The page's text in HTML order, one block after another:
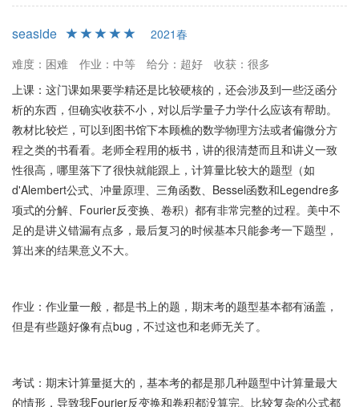
seaside
2021春
难度：困难
作业：中等 给分：超好
收获：很多
上课：这门课如果要学精还是比较硬核的，还会涉及到一些泛函分
析的东西，但确实收获不小，对以后学量子力学什么应该有帮助。
教材比较烂，可以到图书馆下本顾樵的数学物理方法或者偏微分方
程之类的书看看。老师全程用的板书，讲的很清楚而且和讲义一致
性很高，哪里落下了很快就能跟上，计算量比较大的题型（如
d'Alembert公式、冲量原理、三角函数、Bessel函数和Legendre多
项式的分解、Fourier反变换、卷积）都有非常完整的过程。美中不
足的是讲义错漏有点多，最后复习的时候基本只能参考一下题型，
算出来的结果意义不大。
作业：作业量一般，都是书上的题，期末考的题型基本都有涵盖，
但是有些题好像有点bug，不过这也和老师无关了。
考试：期末计算量挺大的，基本考的都是那几种题型中计算量最大
的情形，导致我Fourier反变换和卷积都没算完。比较复杂的公式都